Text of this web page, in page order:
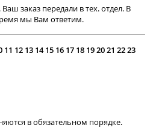
заказ передали в тех. отдел. В
мы Вам ответим.
11 12 13 14 15 16 17 18 192021 2223
в обязательном порядке.